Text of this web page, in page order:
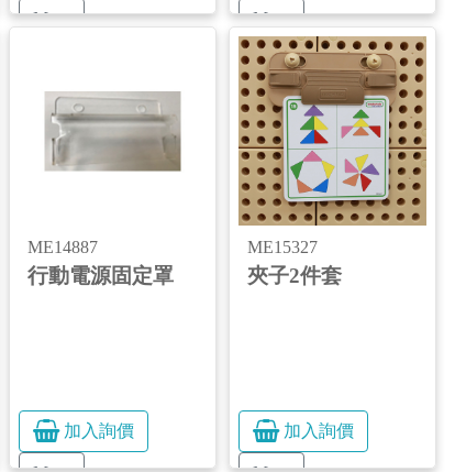
More More
ME14887
行動電源固定罩
加入詢價
ME15327
夾子2件套
加入詢價